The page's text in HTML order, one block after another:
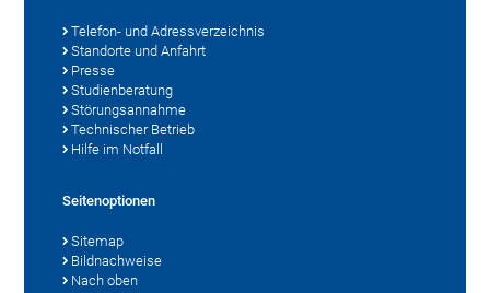
Telefon- und Adressverzeichnis
Standorte und Anfahrt
Presse
Studienberatung
Störungsannahme
Technischer Betrieb
Hilfe im Notfall
Seitenoptionen
Sitemap
Bildnachweise
Nach oben